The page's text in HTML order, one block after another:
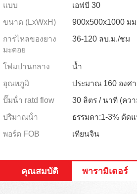
แบบ
เอฟบี 30
ขนาด (LxWxH)
900x500x1000 มม
การไหลของยาง
มะตอย
36-120 ลบ.ม./ชม
โฟมปานกลาง
น้ำ
อุณหภูมิ
ประมาณ 160 องศา
ปั๊มน้ํา ratd flow
30 ลิตร / นาที (คว
ปริมาณน้ํา
ธรรมดา:1-3% ดัด
พอร์ต FOB
เทียนจิน
คุณสมบัติ พารามิเตอร์